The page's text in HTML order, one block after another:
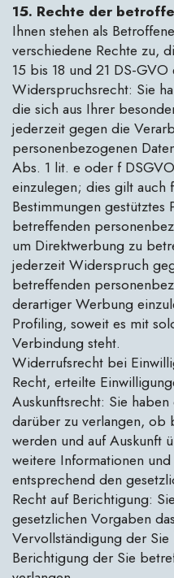
15. Rechte der
Ihnen stehen als
verschiedene Rechte zu,
15 bis 18 und 21 DS-
Widerspruchsrecht: Sie
die sich aus Ihrer
jederzeit gegen die
personenbezogenen
Abs. 1 lit. e oder f
einzulegen; dies gilt auch
Bestimmungen
betreffenden
um Direktwerbung zu
jederzeit Widerspruch
betreffenden
derartiger Werbung
Profiling, soweit es mit
Verbindung steht.
Widerrufsrecht bei
Recht, erteilte
Auskunftsrecht: Sie
darüber zu verlangen, ob
werden und auf Auskunft
weitere Informationen
entsprechend den
Recht auf Berichtigung:
gesetzlichen Vorgaben
Vervollständigung der
Berichtigung der Sie